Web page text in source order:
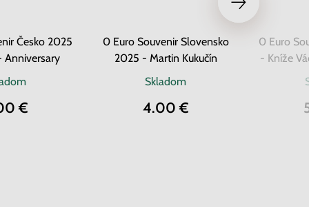
Česko 2025
Anniversary
€
0 Euro Souvenir Slovensko
2025 - Martin Kukučín
Skladom
4.00 €
0 Euro